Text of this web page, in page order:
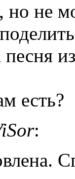
но не
песня
есть?
: